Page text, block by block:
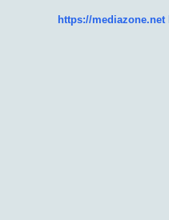
https://mediazone.net